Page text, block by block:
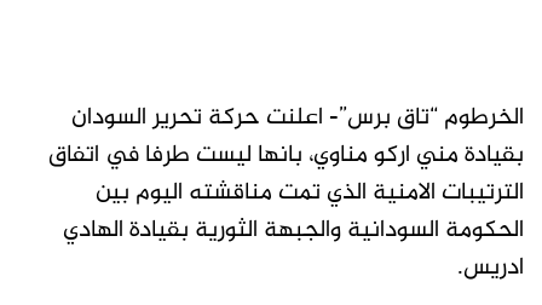
الخرطوم “تاق برس”- اعلنت حركة تحرير السودان
بقيادة مني اركو مناوي، بانها ليست طرفا في اتفاق
الترتيبات الامنية الذي تمت مناقشته اليوم بين
الحكومة السودانية والجبهة الثورية بقيادة الهادي
ادريس.